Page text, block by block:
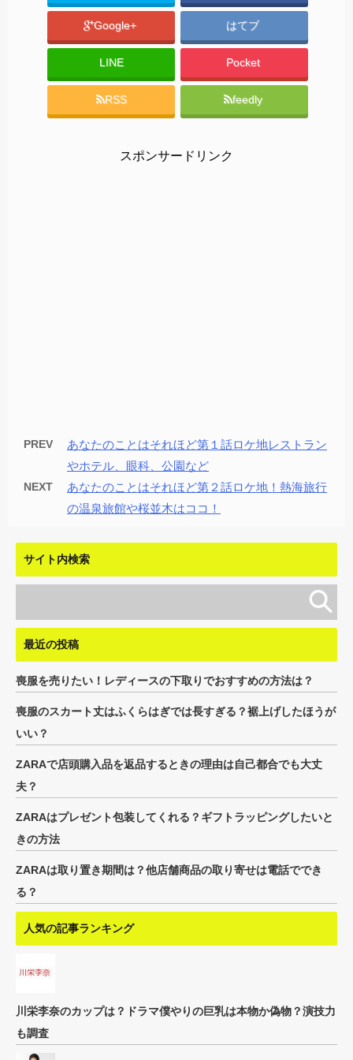
Google+ はてブ
LINE Pocket
RSS feedly
スポンサードリンク
PREV
あなたのことはそれほど第１話ロケ地レストラン
やホテル、眼科、公園など
NEXT
あなたのことはそれほど第２話ロケ地！熱海旅行
の温泉旅館や桜並木はココ！
サイト内検索
最近の投稿
喪服を売りたい！レディースの下取りでおすすめの方法は？
喪服のスカート丈はふくらはぎでは長すぎる？裾上げしたほうが
いい？
ZARAで店頭購入品を返品するときの理由は自己都合でも大丈
夫？
ZARAはプレゼント包装してくれる？ギフトラッピングしたいと
きの方法
ZARAは取り置き期間は？他店舗商品の取り寄せは電話ででき
る？
人気の記事ランキング
川栄李奈のカップは？ドラマ僕やりの巨乳は本物か偽物？演技力
も調査